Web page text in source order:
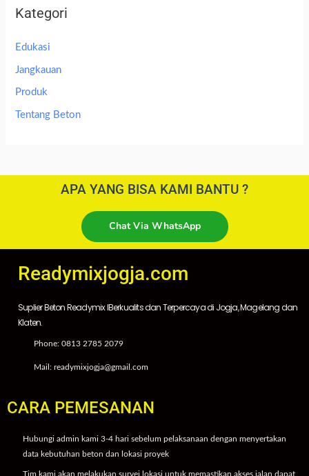
Kategori
Edukasi
Jangkauan
Produk
Tentang Beton
APA YANG BISA KAMI BANTU ?
Chat Via WhatsApp
Readymixjogja.com
Suplier Beton Readymix IBerkualits dan Terpercaya di Jogja, Magelang dan
Klaten.
Phone: 0813 2785 2079
Mail: readymixjogja@gmail.com
CARA PEMESANAN
Hubungi admin kami 3-4 hari sebelum pelaksanaan dengan menyertakan
data kebutuhan beton dan lokasi proyek
Tim kami akan melakukan survei lokasi untuk memastikan akses jalan dapat